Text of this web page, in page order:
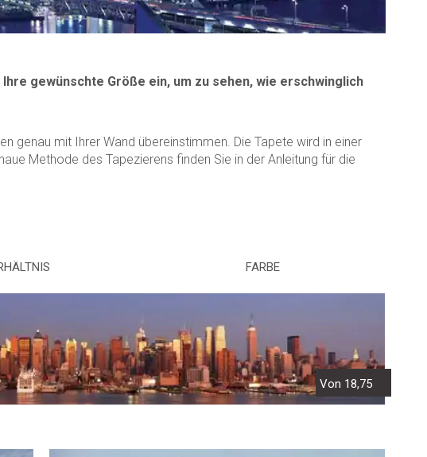
gewünschte Größe ein, um zu sehen, wie erschwinglich
genau mit Ihrer Wand übereinstimmen. Die Tapete wird in einer
Methode des Tapezierens finden Sie in der Anleitung für die
FARBE
Von 18,75